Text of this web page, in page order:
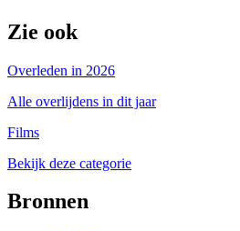
Zie ook
Overleden in 2026
Alle overlijdens in dit jaar
Films
Bekijk deze categorie
Bronnen